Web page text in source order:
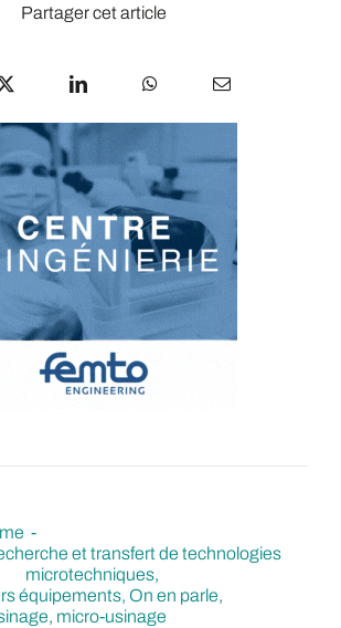
Partager cet article
et transfert de technologies
microtechniques
équipements On en parle
micro-usinage